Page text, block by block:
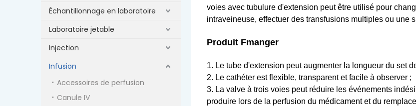
Échantillonnage en laboratoire
Laboratoire jetable
Injection
Infusion
Accessoires de perfusion
Canule IV
voies avec tubulure d'extension peut être utilisé pour
intraveineuse, effectuer des transfusions multiples ou une
Produit Fmanger
1. Le tube d'extension peut augmenter la longueur du set
2. Le cathéter est flexible, transparent et facile à observer ;
3. La valve à trois voies peut réduire les événements
produire lors de la perfusion du médicament et du